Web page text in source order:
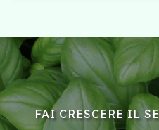
FAI CRESCERE IL